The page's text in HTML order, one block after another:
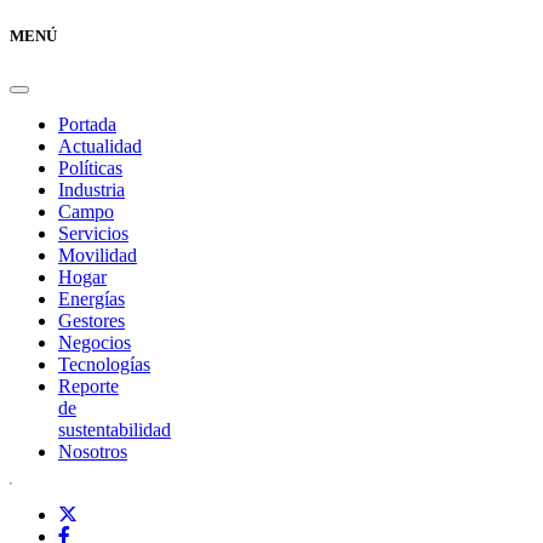
MENÚ
Portada
Actualidad
Políticas
Industria
Campo
Servicios
Movilidad
Hogar
Energías
Gestores
Negocios
Tecnologías
Reporte
de
sustentabilidad
Nosotros